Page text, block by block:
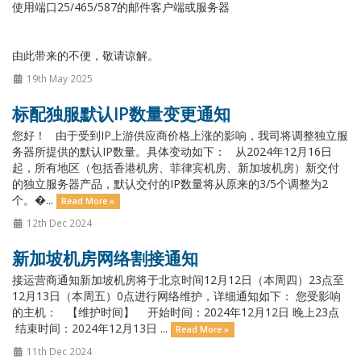
使用端口25/465/587的邮件客户端或服务器
由此带来的不便，敬请谅解。
19th May 2025
标配独服默认IP数量变更通知
您好！ 由于受到IP上游供应商价格上涨的影响，我司将调整独立服
务器所提供的默认IP数量。具体变动如下： 从2024年12月16日
起，所有地区（包括香港机房、菲律宾机房、新加坡机房）新交付
的独立服务器产品，默认交付的IP数量将从原来的3/5个调整为2
个。�...
Read More »
12th Dec 2024
新加坡机房网络割接通知
接运营商通知新加坡机房将于北京时间12月12日（本周四）23点至
12月13日（本周五）0点进行网络维护，详细通知如下： 您受影响
的主机： 【维护时间】 开始时间：2024年12月12日 晚上23点
结束时间：2024年12月13日 ...
Read More »
11th Dec 2024